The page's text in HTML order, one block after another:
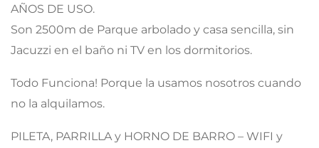
AÑOS DE USO.
Son 2500m de Parque arbolado y casa sencilla, sin
Jacuzzi en el baño ni TV en los dormitorios.
Todo Funciona! Porque la usamos nosotros cuando
no la alquilamos.
PILETA, PARRILLA y HORNO DE BARRO – WIFI y